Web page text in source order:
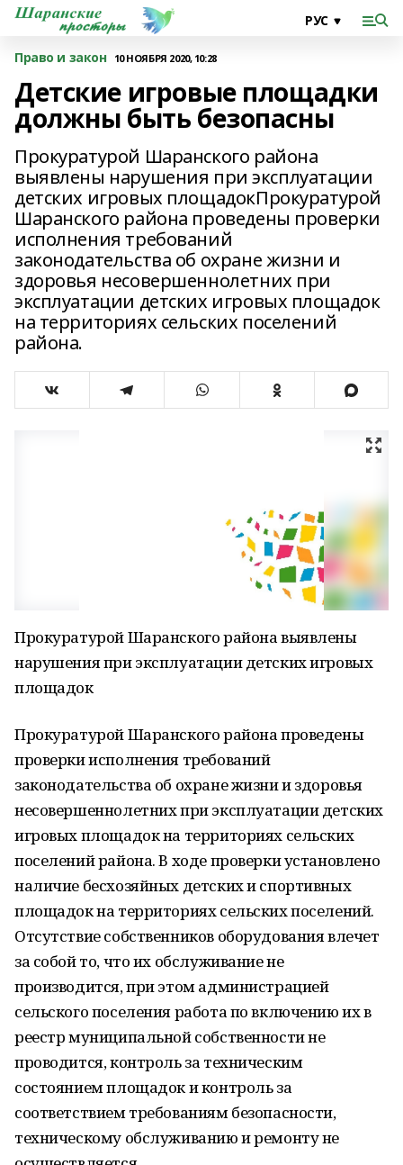
Право и закон 10 НОЯБРЯ 2020, 10:28
Детские игровые площадки
должны быть безопасны
Прокуратурой Шаранского района
выявлены нарушения при эксплуатации
детских игровых площадокПрокуратурой
Шаранского района проведены проверки
исполнения требований
законодательства об охране жизни и
здоровья несовершеннолетних при
эксплуатации детских игровых площадок
на территориях сельских поселений
района.
Прокуратурой Шаранского района выявлены
нарушения при эксплуатации детских игровых
площадок
Прокуратурой Шаранского района проведены
проверки исполнения требований
законодательства об охране жизни и здоровья
несовершеннолетних при эксплуатации детских
игровых площадок на территориях сельских
поселений района. В ходе проверки установлено
наличие бесхозяйных детских и спортивных
площадок на территориях сельских поселений.
Отсутствие собственников оборудования влечет
за собой то, что их обслуживание не
производится, при этом администрацией
сельского поселения работа по включению их в
реестр муниципальной собственности не
проводится, контроль за техническим
состоянием площадок и контроль за
соответствием требованиям безопасности,
техническому обслуживанию и ремонту не